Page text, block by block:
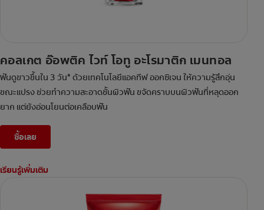
คอลเกต อ๊อพติค ไวท์ โอทู อะโรมาติก เมนทอล
ฟันดูขาวขึ้นใน 3 วัน* ด้วยเทคโนโลยีแอคทีฟ ออกซิเจน ให้ความรู้สึกอุ่น
ขณะแปรง ช่วยทำความสะอาดชั้นผิวฟัน ขจัดคราบบนผิวฟันที่หลุดออก
ยาก แต่ยังอ่อนโยนต่อเคลือบฟัน
ซื้อเลย
เรียนรู้เพิ่มเติม